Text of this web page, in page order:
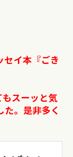
セイ本『ごき
スーッと気
。 是非多く